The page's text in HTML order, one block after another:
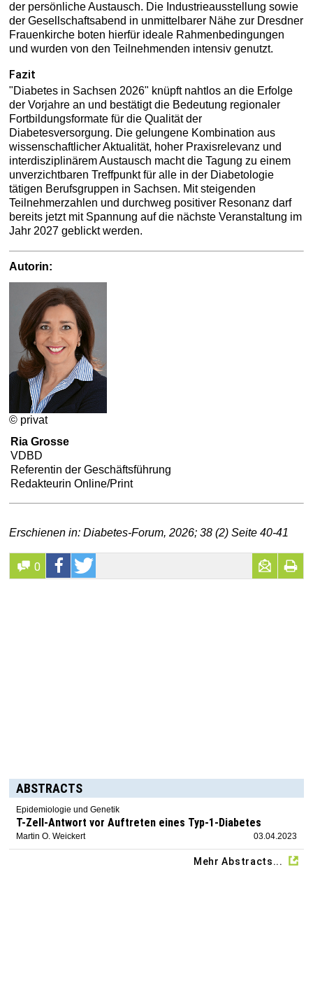
der persönliche Austausch. Die Industrieausstellung sowie
der Gesellschaftsabend in unmittelbarer Nähe zur Dresdner
Frauenkirche boten hierfür ideale Rahmenbedingungen
und wurden von den Teilnehmenden intensiv genutzt.
Fazit
"Diabetes in Sachsen 2026" knüpft nahtlos an die Erfolge
der Vorjahre an und bestätigt die Bedeutung regionaler
Fortbildungsformate für die Qualität der
Diabetesversorgung. Die gelungene Kombination aus
wissenschaftlicher Aktualität, hoher Praxisrelevanz und
interdisziplinärem Austausch macht die Tagung zu einem
unverzichtbaren Treffpunkt für alle in der Diabetologie
tätigen Berufsgruppen in Sachsen. Mit steigenden
Teilnehmerzahlen und durchweg positiver Resonanz darf
bereits jetzt mit Spannung auf die nächste Veranstaltung im
Jahr 2027 geblickt werden.
Autorin:
© privat
Ria Grosse
VDBD
Referentin der Geschäftsführung
Redakteurin Online/Print
Erschienen in: Diabetes-Forum, 2026; 38 (2) Seite 40-41
0
ABSTRACTS
Epidemiologie und Genetik
T-Zell-Antwort vor Auftreten eines Typ-1-Diabetes
Martin O. Weickert 03.04.2023
Mehr Abstracts...